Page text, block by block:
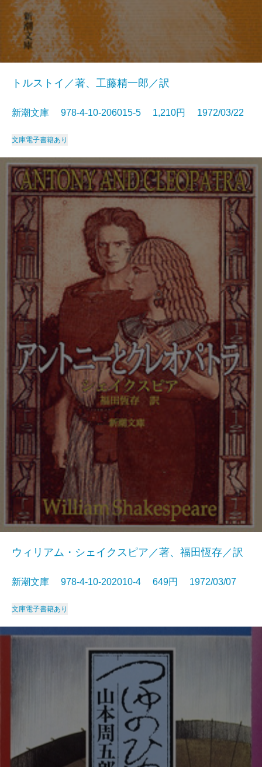
トルストイ／著、工藤精一郎／訳
新潮文庫 978-4-10-206015-5 1,210円 1972/03/22
文庫電子書籍あり
ウィリアム・シェイクスピア／著、福田恆存／訳
新潮文庫 978-4-10-202010-4 649円 1972/03/07
文庫電子書籍あり